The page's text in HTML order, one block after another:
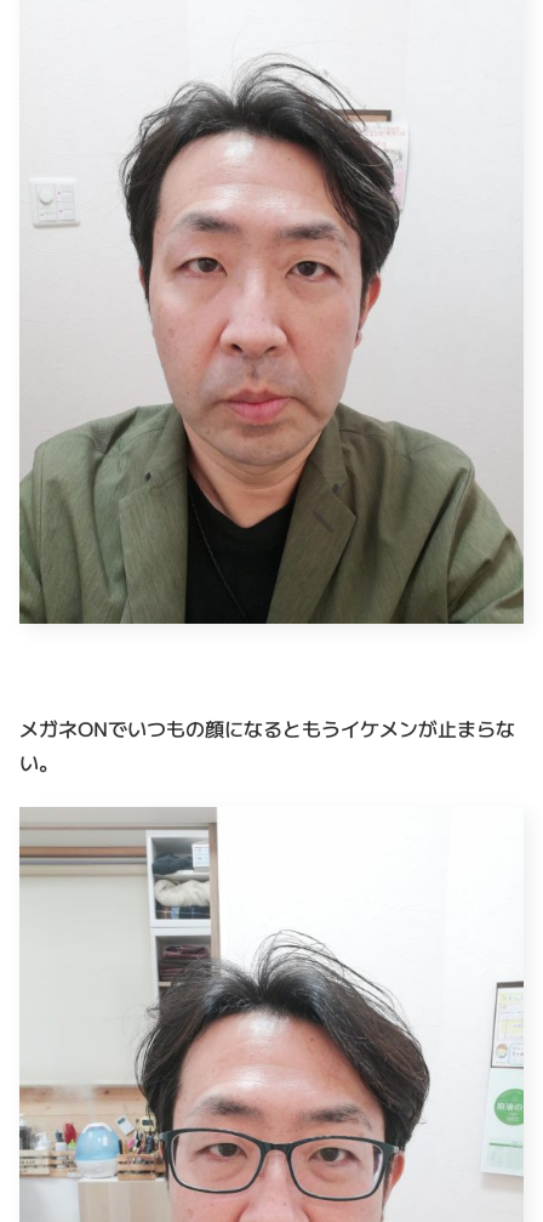
メガネONでいつもの顔になるともうイケメンが止まらな
い。